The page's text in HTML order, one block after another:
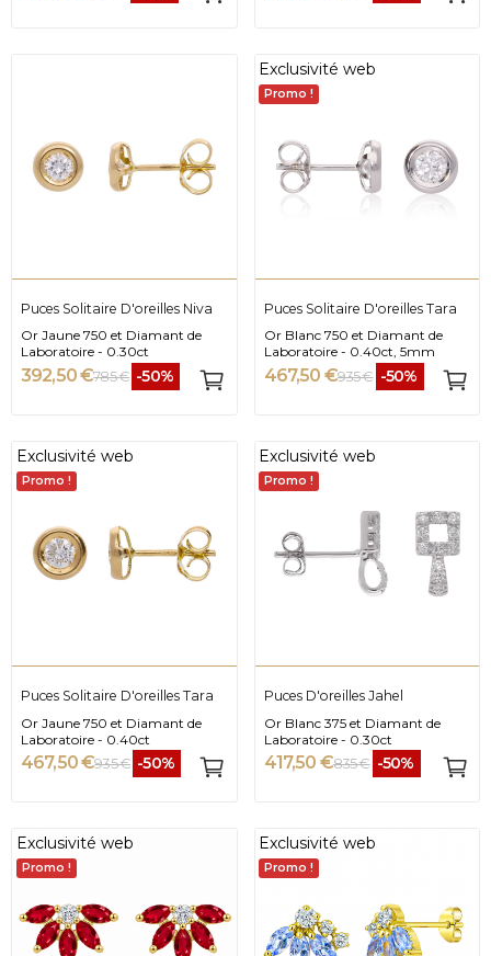
Puces Solitaire D'oreilles Niva
Or Jaune 750 et Diamant de
Laboratoire - 0.30ct
392,50 €785 € -50%
Exclusivité web
Promo !
Puces Solitaire D'oreilles Tara
Or Blanc 750 et Diamant de
Laboratoire - 0.40ct, 5mm
467,50 €935 € -50%
Exclusivité web
Promo !
Puces Solitaire D'oreilles Tara
Or Jaune 750 et Diamant de
Laboratoire - 0.40ct
467,50 €935 € -50%
Exclusivité web
Promo !
Puces D'oreilles Jahel
Or Blanc 375 et Diamant de
Laboratoire - 0.30ct
417,50 €835 € -50%
Exclusivité web
Promo !
Exclusivité web
Promo !